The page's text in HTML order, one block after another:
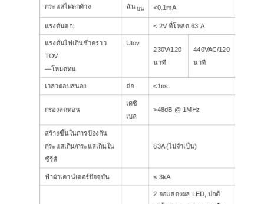
กระแสไฟตกค้าง ฉันบน <0.1mA
แรงดันตก: < 2V ที่โหลด 63 A
แรงดันไฟเกินชั่วคราว
TOV
—โหมดทน
Utov
230V/120
นาที
440VAC/120
นาที
เวลาตอบสนอง ต่อ ≤1ns
กรองลดทอน
เดซิ
เบล
>48dB @ 1MHz
สร้างขึ้นในการป้องกัน
กระแสเกิน/กระแสเกินใน
ซีรีส์
63A (ไม่จำเป็น)
ฟ้าผ่าเคาน์เตอร์ปัจจุบัน ≤ 3kA
2 จอแสดงผล LED, ปกติ